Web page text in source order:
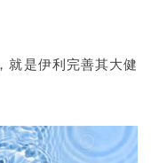
就是伊利完善其大健